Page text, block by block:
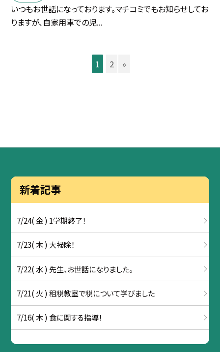
いつもお世話になっております。マチコミでもお知らせしてお
りますが、自家用車での児...
1 2 »
新着記事
7/24( 金 ) 1学期終了！
7/23( 木 ) 大掃除！
7/22( 水 ) 先生、お世話になりました。
7/21( 火 ) 租税教室で税について学びました
7/16( 木 ) 食に関する指導！